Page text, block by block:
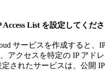
Access List を設定してくだ
サービスを作成すると、
アクセスを特定の IP アド
定されたサービスは、公開